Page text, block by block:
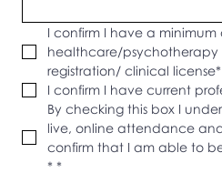
I confirm I have a
healthcare/
registration/ clinical license*
I confirm I have current
By checking this box I
live, online attendance
confirm that I am able to
* *